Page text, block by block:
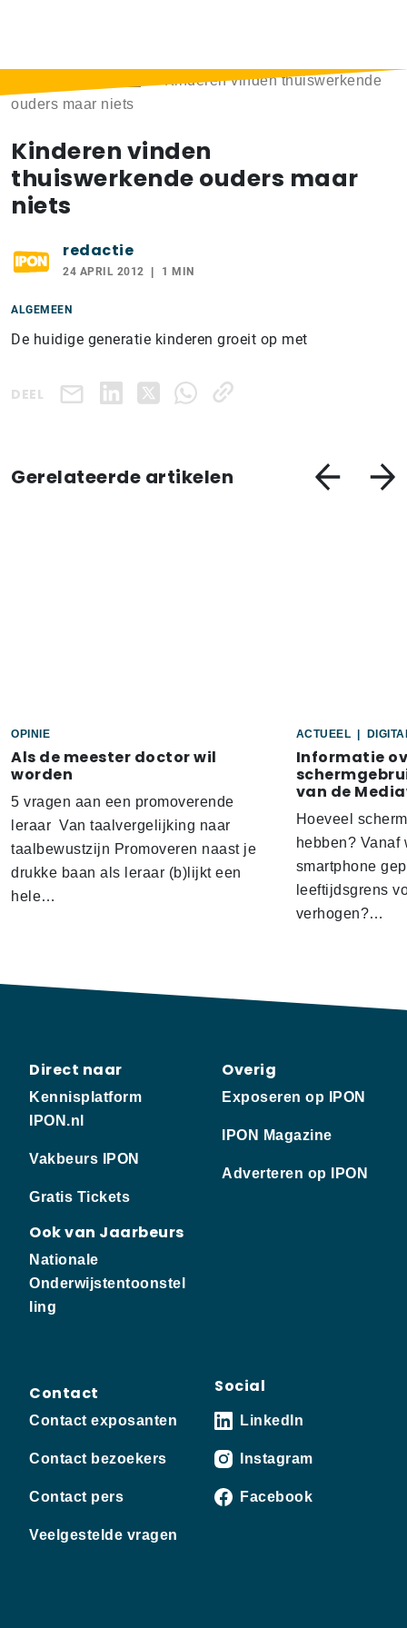
Kinderen vinden thuiswerkende
ouders maar niets
Kinderen vinden
thuiswerkende ouders maar
niets
redactie
24 APRIL 2012 1 MIN
ALGEMEEN
De huidige generatie kinderen groeit op met
DEEL
Gerelateerde artikelen
OPINIE
Als de meester doctor wil
worden
5 vragen aan een promoverende
leraar Van taalvergelijking naar
taalbewustzijn Promoveren naast je
drukke baan als leraar (b)lijkt een
hele…
ACTUEEL
Informatie
van de
Hoeveel
hebben?
smartphone
leeftijdsgrens
verhogen?…
Direct naar
Kennisplatform
IPON.nl
Vakbeurs IPON
Gratis Tickets
Ook van Jaarbeurs
Nationale
Onderwijstentoonstel
ling
Overig
Exposeren op IPON
IPON Magazine
Adverteren op IPON
Contact
Contact exposanten
Contact bezoekers
Contact pers
Veelgestelde vragen
Social
LinkedIn
Instagram
Facebook